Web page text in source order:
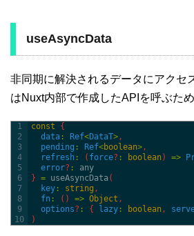
useAsyncData
非同期に解決されるデータにアクセ
はNuxt内部で作成したAPIを呼ぶた
1
2
3
4
5
6
7
8
9
10
const
{
data : Ref<DataT> ,
pending : Ref<boolean> ,
refresh : ( force? : boolean) =>
error? :
any
} = useAsyncData(
key : string ,
fn : ( ) => Object ,
options? : { lazy : boolean ,
)